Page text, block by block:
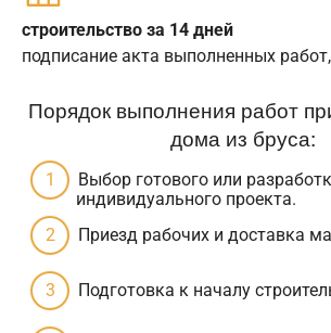
строительство за 14 дней
подписание акта выполненных
Порядок выполнения работ
дома из бруса:
Выбор готового или
индивидуального проекта.
Приезд рабочих и доставка
Подготовка к началу